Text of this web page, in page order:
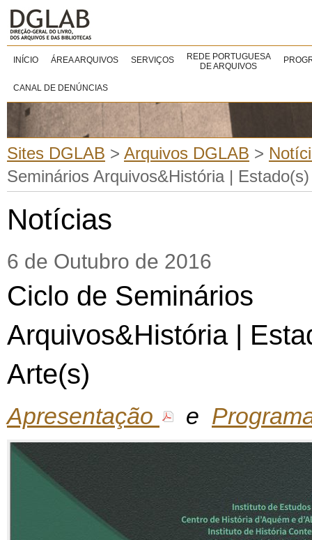
INÍCIO ÁREA ARQUIVOS SERVIÇOS
REDE PORTUGUESA
DE ARQUIVOS
CANAL DE DENÚNCIAS
Sites DGLAB > Arquivos DGLAB >
Seminários Arquivos&História |
Notícias
6 de Outubro de 2016
Ciclo de Seminários
Arquivos&História |
Arte(s)
Apresentação e